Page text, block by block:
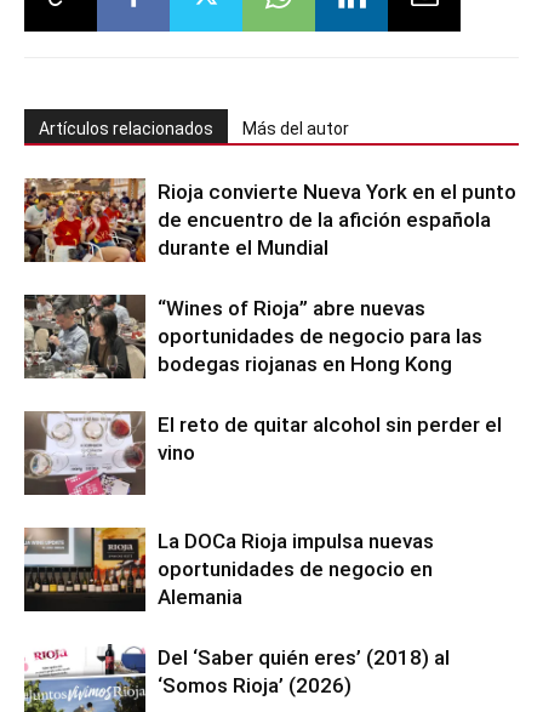
Artículos relacionados Más del autor
Rioja convierte Nueva York en el punto
de encuentro de la afición española
durante el Mundial
“Wines of Rioja” abre nuevas
oportunidades de negocio para las
bodegas riojanas en Hong Kong
El reto de quitar alcohol sin perder el
vino
La DOCa Rioja impulsa nuevas
oportunidades de negocio en
Alemania
Del ‘Saber quién eres’ (2018) al
‘Somos Rioja’ (2026)